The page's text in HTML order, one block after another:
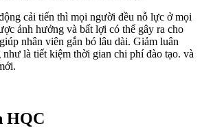
cải tiến thì mọi người đều nỗ lực ở mọi
ảnh hưởng và bất lợi có thể gây ra cho
nhân viên gắn bó lâu dài. Giảm luân
là tiết kiệm thời gian chi phí đào tạo. và
HQC